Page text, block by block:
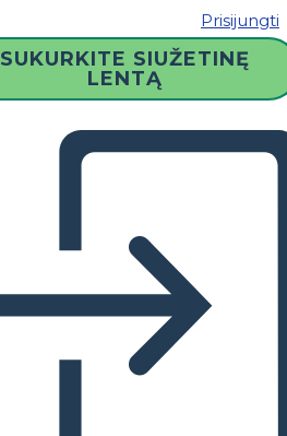
Prisijungti
SUKURKITE SIUŽETINĘ
LENTĄ